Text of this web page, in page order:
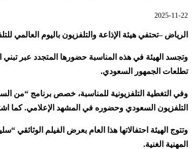
2025-11-22
الرياض –تحتفي هيئة الإذاعة والتلفزيون باليوم
وتجسد الهيئة في هذه المناسبة حضورها المتجدد عبر تبني
تطلعات الجمهور السعودي.
وفي التغطية التلفزيونية للمناسبة، خصص برنامج “من
التلفزيون السعودي وحضوره في المشهد الإعلامي. كما
وتتوج الهيئة احتفالاتها هذا العام بعرض الفيلم الوثائقي “
المهنية الغنية.